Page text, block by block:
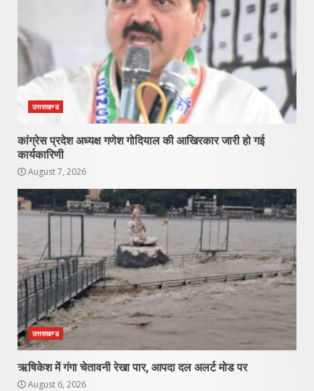
उत्तराखण्ड
कांग्रेस प्रदेश अध्यक्ष गणेश गोदियाल की आखिरकार जारी हो गई
कार्यकारिणी
August 7, 2026
उत्तराखण्ड
ऋषिकेश में गंगा चेतावनी रेखा पार, आपदा दल अलर्ट मोड पर
August 6, 2026